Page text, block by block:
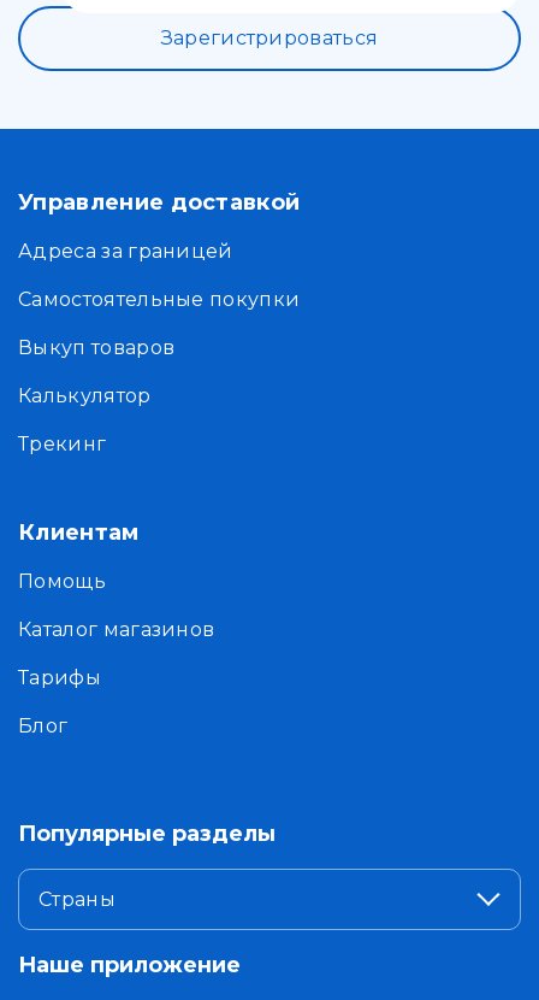
Зарегистрироваться
Управление доставкой
Адреса за границей
Самостоятельные покупки
Выкуп товаров
Калькулятор
Трекинг
Клиентам
Помощь
Каталог магазинов
Тарифы
Блог
Популярные разделы
Страны
Наше приложение